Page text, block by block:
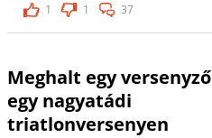
1
1 37
Meghalt egy versenyző
egy nagyatádi
triatlonversenyen